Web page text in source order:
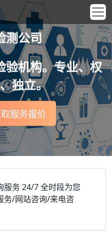
测公司
验机构。专业、权
独立。
服务报价
服务24/7 全时段为您
务/网站咨询/来电咨